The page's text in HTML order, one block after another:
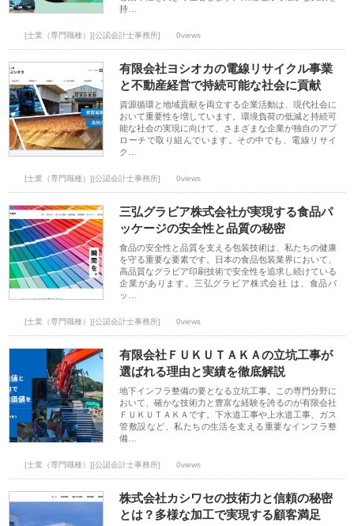
持…
[士業（専門職種）][公認会計士事務所] 0views
有限会社ヨシオカの電線リサイクル事業
と不動産経営で持続可能な社会に貢献
資源循環と地域貢献を両立する企業活動は、現代社会に
おいて重要性を増しています。環境負荷の低減と持続可
能な社会の実現に向けて、さまざまな企業が独自のアプ
ローチで取り組んでいます。その中でも、電線リサイ
ク…
[士業（専門職種）][公認会計士事務所] 0views
三弘グラビア株式会社が実現する食品パ
ッケージの安全性と品質の秘密
食品の安全性と品質を支える包装技術は、私たちの健康
を守る重要な要素です。日本の食品包装業界において、
高品質なグラビア印刷技術で安全性を追求し続けている
企業があります。三弘グラビア株式会社 は、食品パ
ッ…
[士業（専門職種）][公認会計士事務所] 0views
有限会社ＦＵＫＵＴＡＫＡの立坑工事が
選ばれる理由と実績を徹底解説
地下インフラ整備の要となる立坑工事。この専門分野に
おいて、確かな技術力と豊富な経験を誇るのが有限会社
ＦＵＫＵＴＡＫＡです。下水道工事や上水道工事、ガス
管敷設など、私たちの生活を支える重要なインフラ整
備…
[士業（専門職種）][公認会計士事務所] 0views
株式会社カシワセの技術力と信頼の秘密
とは？多様な加工で実現する顧客満足